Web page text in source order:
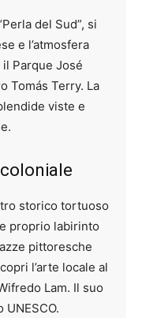
del Sud”, si
e l’atmosfera
Parque José
Tomás Terry. La
viste e
storico tortuoso
proprio labirinto
pittoresche
l’arte locale al
Lam. Il suo